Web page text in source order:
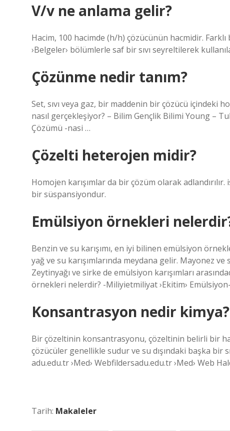
V/v ne anlama gelir?
Hacim, 100 hacimde (h/h) çözücünün hacmidir.
›Belgeler› bölümlerle saf bir sıvı seyreltilerek
Çözünme nedir tanım?
Set, sıvı veya gaz, bir maddenin bir çözücü içindeki
nasıl gerçekleşiyor? – Bilim Gençlik Bilimi Young –
Çözümü -nasi …
Çözelti heterojen midir?
Homojen karışımlar da bir çözüm olarak adlandırılır.
bir süspansiyondur.
Emülsiyon örnekleri
Benzin ve su karışımı, en iyi bilinen emülsiyon
yağ ve su karışımlarında meydana gelir. Mayonez
Zeytinyağı ve sirke de emülsiyon karışımları
örnekleri nelerdir? -Miliyietmiliyat ›Ekitim›
Konsantrasyon nedir kimya?
Bir çözeltinin konsantrasyonu, çözeltinin belirli bir
çözücüler genellikle sudur ve su dışındaki başka bir
adu.edu.tr ›Med› Webfildersadu.edu.tr ›Med› Web
Tarih: Makaleler